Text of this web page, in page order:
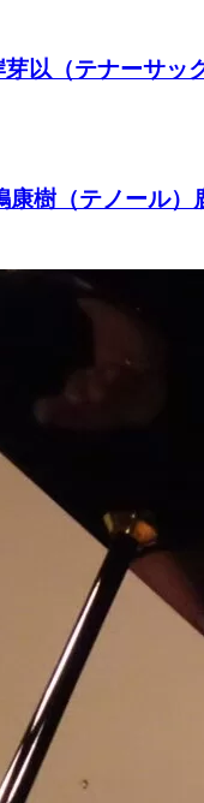
以（テナーサッ
樹（テノール）